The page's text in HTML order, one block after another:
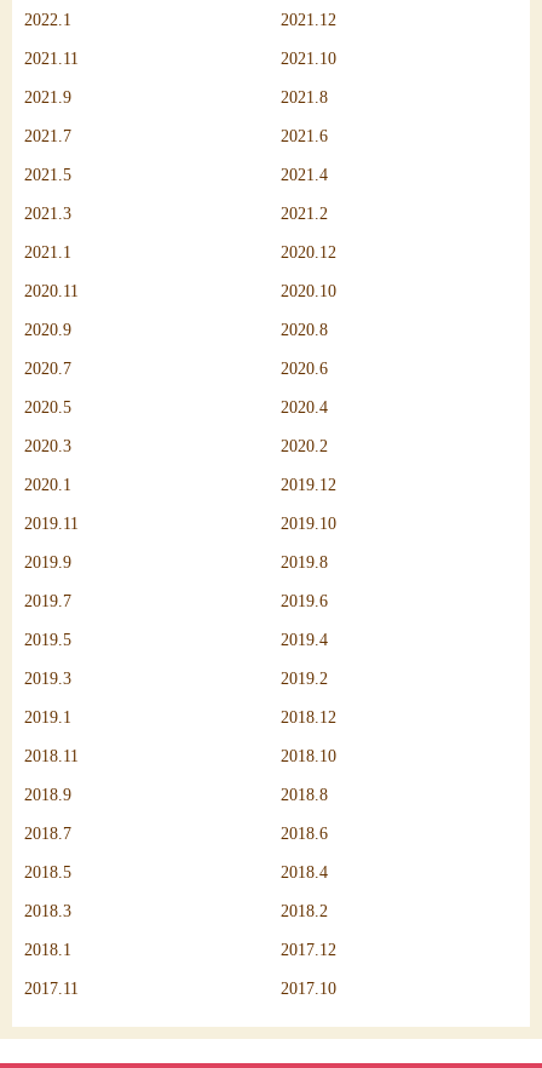
2022.1 2021.12
2021.11 2021.10
2021.9 2021.8
2021.7 2021.6
2021.5 2021.4
2021.3 2021.2
2021.1 2020.12
2020.11 2020.10
2020.9 2020.8
2020.7 2020.6
2020.5 2020.4
2020.3 2020.2
2020.1 2019.12
2019.11 2019.10
2019.9 2019.8
2019.7 2019.6
2019.5 2019.4
2019.3 2019.2
2019.1 2018.12
2018.11 2018.10
2018.9 2018.8
2018.7 2018.6
2018.5 2018.4
2018.3 2018.2
2018.1 2017.12
2017.11 2017.10